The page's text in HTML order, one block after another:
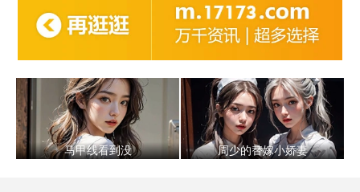
马甲线看到没 周少的替嫁小娇妻